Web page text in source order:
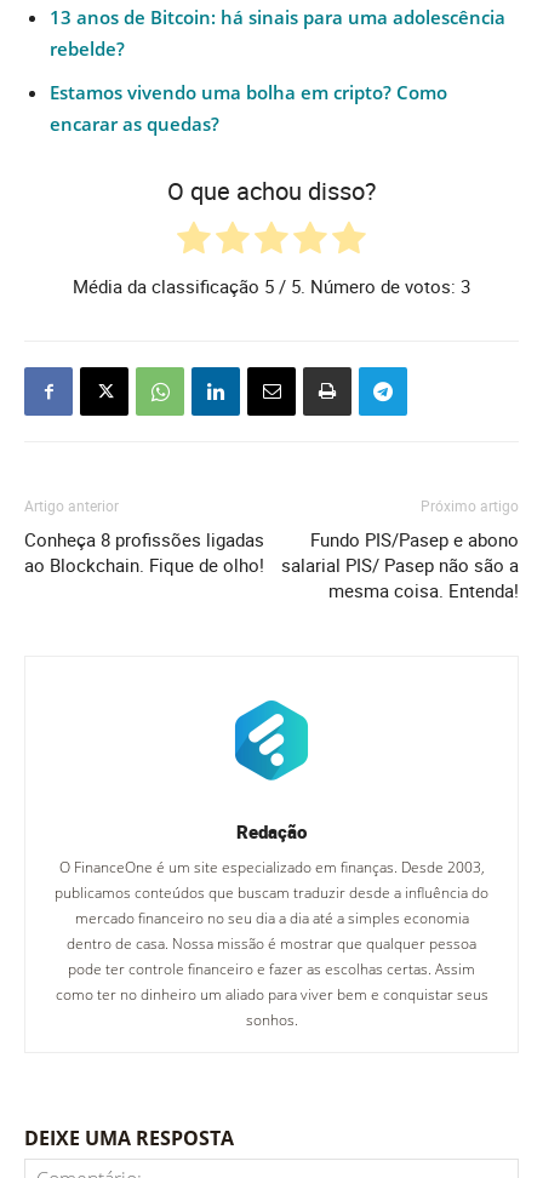
13 anos de Bitcoin: há sinais para uma adolescência
rebelde?
Estamos vivendo uma bolha em cripto? Como
encarar as quedas?
O que achou disso?
Média da classificação 5 / 5. Número de votos: 3
Artigo anterior
Conheça 8 profissões ligadas
ao Blockchain. Fique de olho!
Próximo artigo
Fundo PIS/Pasep e abono
salarial PIS/ Pasep não são a
mesma coisa. Entenda!
Redação
O FinanceOne é um site especializado em finanças. Desde 2003,
publicamos conteúdos que buscam traduzir desde a influência do
mercado financeiro no seu dia a dia até a simples economia
dentro de casa. Nossa missão é mostrar que qualquer pessoa
pode ter controle financeiro e fazer as escolhas certas. Assim
como ter no dinheiro um aliado para viver bem e conquistar seus
sonhos.
DEIXE UMA RESPOSTA